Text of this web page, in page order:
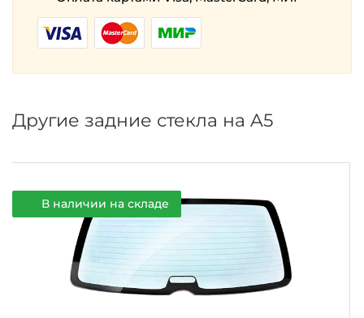
Другие задние стекла на A5
В наличии на складе